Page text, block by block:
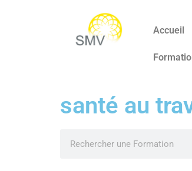
Accueil
santé au